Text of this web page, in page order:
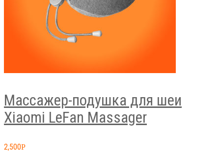
Массажер-подушка для шеи
Xiaomi LeFan Massager
2,500Р